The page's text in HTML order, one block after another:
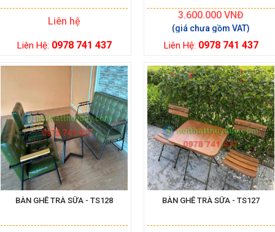
Liên hệ
Liên Hệ: 0978 741 437
3.600.000 VNĐ
Liên Hệ: 0978 741 437
BÀN GHẾ TRÀ SỮA - TS128 BÀN GHẾ TRÀ SỮA - TS127